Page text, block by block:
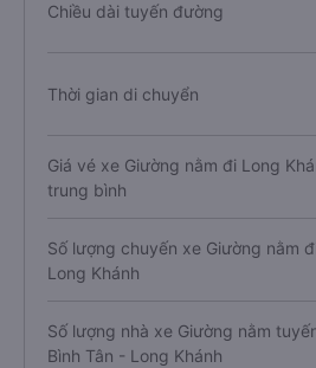
Chiều dài tuyến đường
Thời gian di chuyển
Giá vé xe Giường nằm đi Long
trung bình
Số lượng chuyến xe Giường nằm
Long Khánh
Số lượng nhà xe Giường nằm
Bình Tân - Long Khánh